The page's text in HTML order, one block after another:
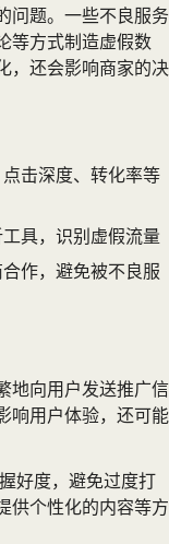
问题。一些不良服务
等方式制造虚假数
，还会影响商家的决
击深度、转化率等
具，识别虚假流量
作，避免被不良服
地向用户发送推广信
响用户体验，还可能
好度，避免过度打
供个性化的内容等方